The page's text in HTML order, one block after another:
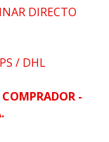
DIRECTO
/ DHL
-